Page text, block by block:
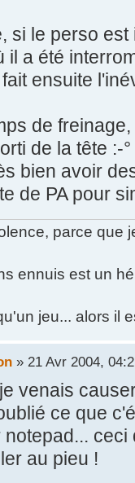
si le perso
il a été
ensuite
de
de la tête :-
bien avoir
de PA pour
parce que
ennuis est un
jeu... alors il
» 21 Avr 2004,
venais
ce que
au pieu !